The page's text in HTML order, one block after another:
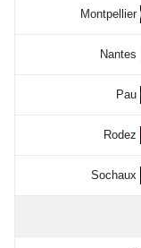
Montpellier
Nantes
Pau
Rodez
Sochaux